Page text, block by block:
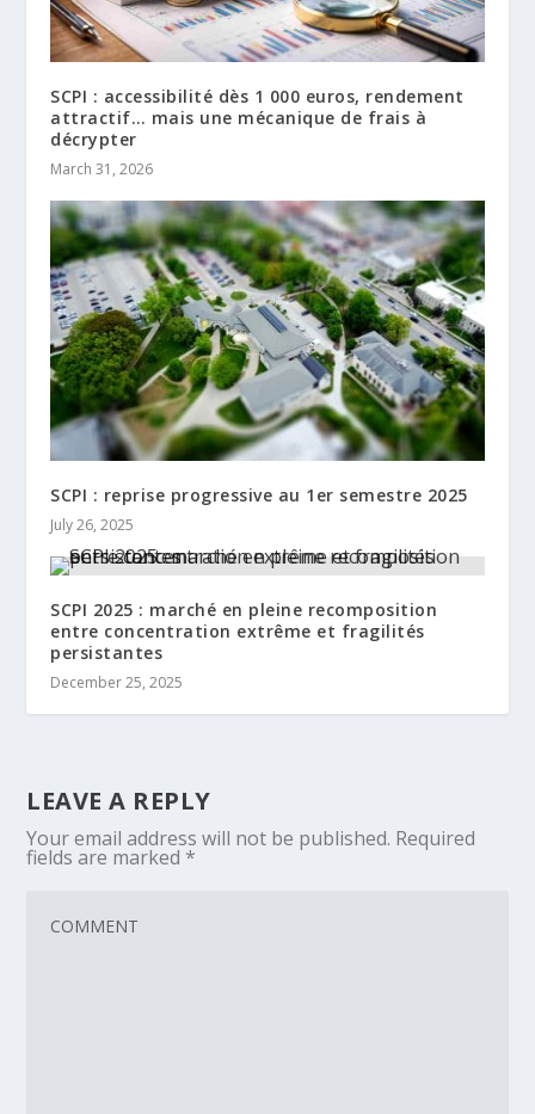
SCPI : accessibilité dès 1 000 euros, rendement
attractif… mais une mécanique de frais à
décrypter
March 31, 2026
SCPI : reprise progressive au 1er semestre 2025
July 26, 2025
SCPI 2025 : marché en pleine recomposition
entre concentration extrême et fragilités
persistantes
December 25, 2025
LEAVE A REPLY
Your email address will not be published. Required
fields are marked *